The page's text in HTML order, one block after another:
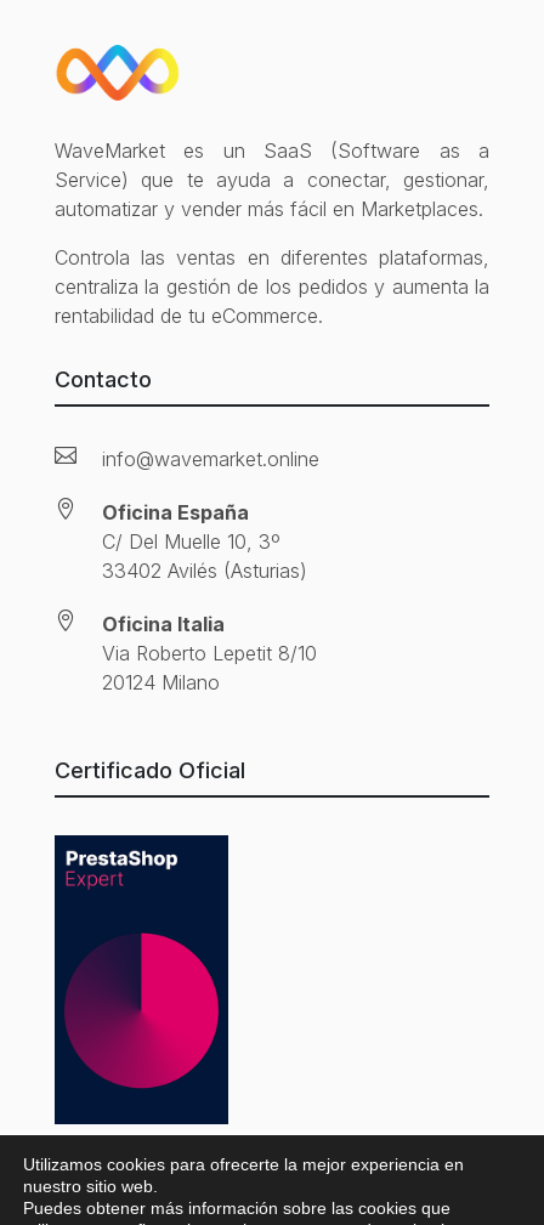
WaveMarket es un SaaS (Software as a
Service) que te ayuda a conectar, gestionar,
automatizar y vender más fácil en Marketplaces.
Controla las ventas en diferentes plataformas,
centraliza la gestión de los pedidos y aumenta la
rentabilidad de tu eCommerce.
Contacto
 info@wavemarket.online

Oficina España
C/ Del Muelle 10, 3º
33402 Avilés (Asturias)

Oficina Italia
Via Roberto Lepetit 8/10
20124 Milano
Certificado Oficial
© WaveMarket 2026 | Aviso legal
Política de
Utilizamos cookies para ofrecerte la mejor experiencia en
nuestro sitio web.
Puedes obtener más información sobre las cookies que